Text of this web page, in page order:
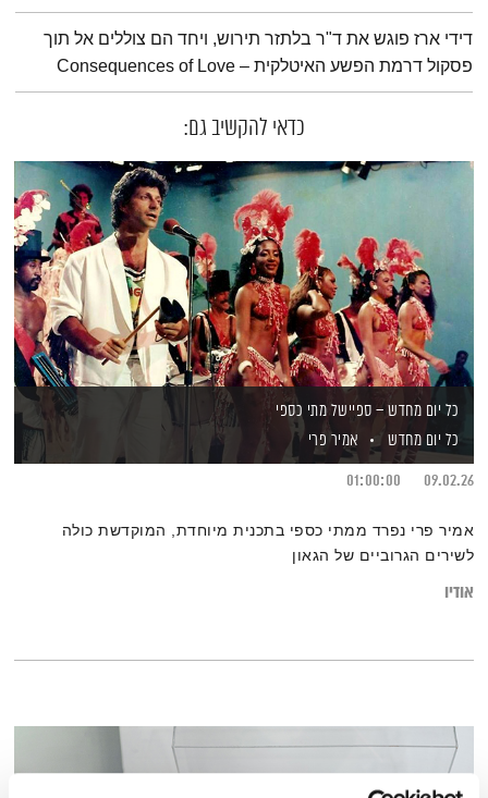
תמצית הפודקאסט
דידי ארז פוגש את ד"ר בלתזר תירוש, ויחד הם צוללים אל תוך
פסקול דרמת הפשע האיטלקית – Consequences of Love
כדאי להקשיב גם:
כל יום מחדש – ספיישל מתי כספי
כל יום מחדש
אמיר פרי
09.02.26
01:00:00
אמיר פרי נפרד ממתי כספי בתכנית מיוחדת, המוקדשת כולה
לשירים הגרוביים של הגאון
אודיו